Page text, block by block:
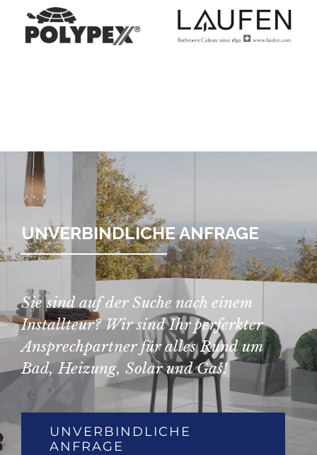
UNVERBINDLICHE ANFRAGE
Sie sind auf der Suche nach einem
Installteur? Wir sind Ihr perferkter
Ansprechpartner für alles Rund um
Bad, Heizung, Solar und Gas!
UNVERBINDLICHE
ANFRAGE